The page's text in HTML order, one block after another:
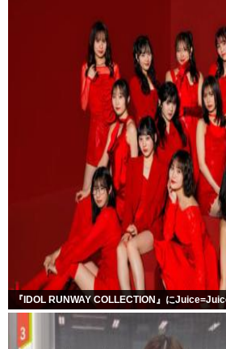
『IDOL RUNWAY COLLECTION』に